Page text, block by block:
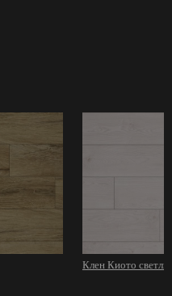
Клен Киото